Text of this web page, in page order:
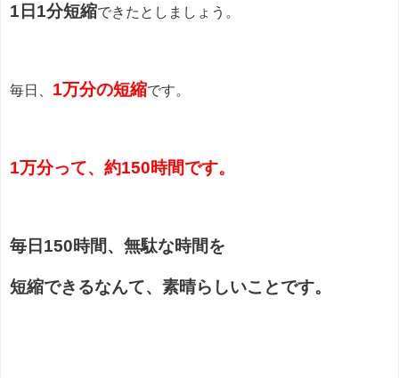
1日1分短縮できたとしましょう。
毎日、 1万分の短縮です。
1万分って、約150時間です。
毎日150時間、無駄な時間を
短縮できるなんて、素晴らしいことです。